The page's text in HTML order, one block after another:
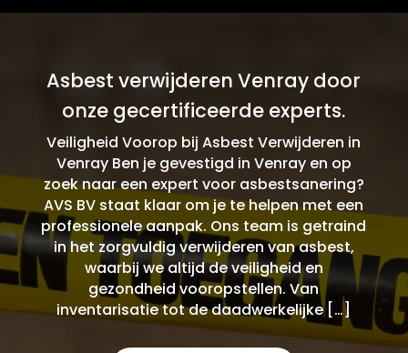
Asbest verwijderen Venray door
onze gecertificeerde experts.
Veiligheid Voorop bij Asbest Verwijderen in
Venray Ben je gevestigd in Venray en op
zoek naar een expert voor asbestsanering?
AVS BV staat klaar om je te helpen met een
professionele aanpak. Ons team is getraind
in het zorgvuldig verwijderen van asbest,
waarbij we altijd de veiligheid en
gezondheid vooropstellen. Van
inventarisatie tot de daadwerkelijke […]